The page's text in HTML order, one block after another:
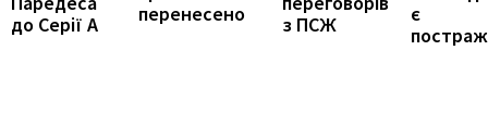
до Серії А
перенесено
з ПСЖ
є